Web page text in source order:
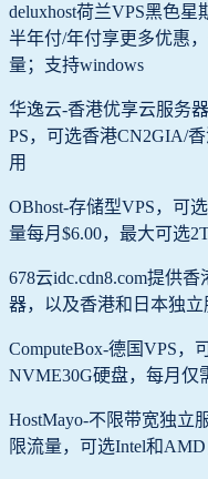
deluxhost荷兰VPS黑色
半年付/年付享更多优惠
量；支持windows
华逸云-香港优享云服务
PS，可选香港CN2GIA/
用
OBhost-存储型VPS，可
量每月$6.00，最大可选
678云idc.cdn8.com提供
器，以及香港和日本独立
ComputeBox-德国VPS，
NVME30G硬盘，每月仅
HostMayo-不限带宽独立
限流量，可选Intel和